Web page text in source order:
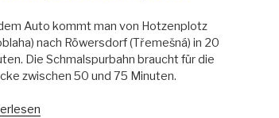
Auto kommt man von Hotzenplotz
nach Röwersdorf (Třemešná) in 20
Die Schmalspurbahn braucht für die
zwischen 50 und 75 Minuten.